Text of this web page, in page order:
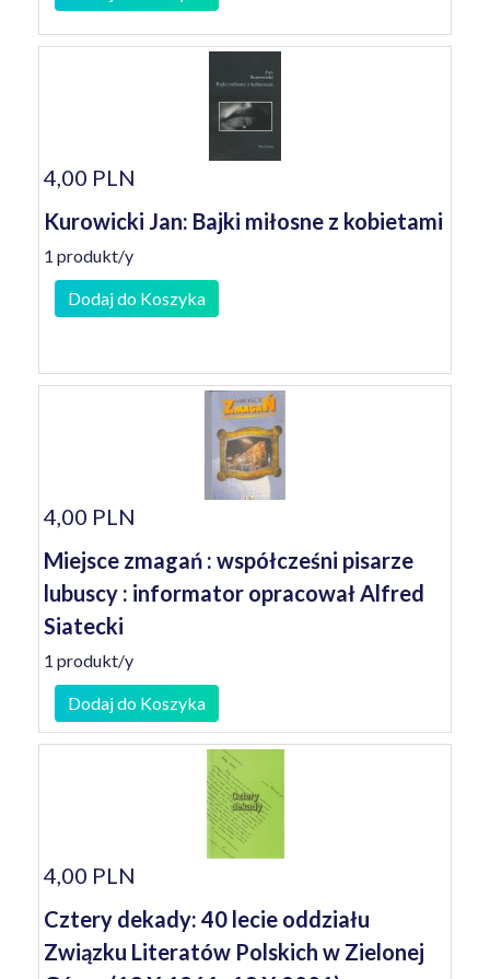
4,00 PLN
Kurowicki Jan: Bajki miłosne z kobietami
1 produkt/y
Dodaj do Koszyka
4,00 PLN
Miejsce zmagań : współcześni pisarze
lubuscy : informator opracował Alfred
Siatecki
1 produkt/y
Dodaj do Koszyka
4,00 PLN
Cztery dekady: 40 lecie oddziału
Związku Literatów Polskich w Zielonej